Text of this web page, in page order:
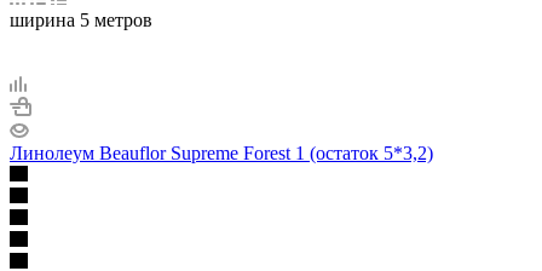
ширина 5 метров
Линолеум Beauflor Supreme Forest 1 (остаток 5*3,2)